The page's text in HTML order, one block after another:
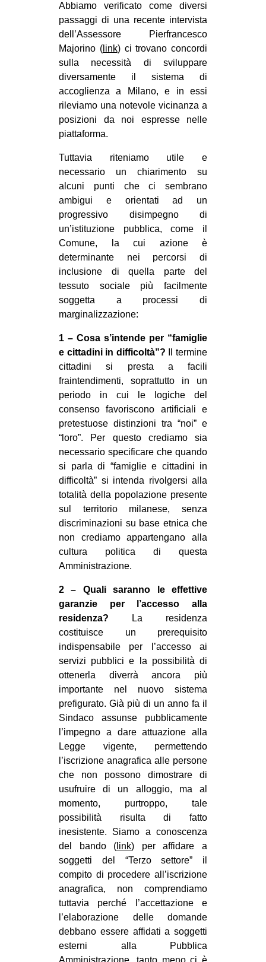
RECENSIONI
INTERNAZIONALE
AFRICA
AMERICHE
ESTREMO ORIENTE
EUROPA
MEDIO ORIENTE
MONDO
EVENTI
in
Fb
bsky
ms
SEARCH
Abbiamo verificato come diversi
passaggi di una recente intervista
dell’Assessore Pierfrancesco
Majorino (link) ci trovano concordi
sulla necessità di sviluppare
diversamente il sistema di
accoglienza a Milano, e in essi
rileviamo una notevole vicinanza a
posizioni da noi espresse nelle
piattaforma.
Tuttavia riteniamo utile e
necessario un chiarimento su
alcuni punti che ci sembrano
ambigui e orientati ad un
progressivo disimpegno di
un’istituzione pubblica, come il
Comune, la cui azione è
determinante nei percorsi di
inclusione di quella parte del
tessuto sociale più facilmente
soggetta a processi di
marginalizzazione:
1 – Cosa s’intende per “famiglie
e cittadini in difficoltà”?
Il termine
cittadini si presta a facili
fraintendimenti, soprattutto in un
periodo in cui le logiche del
consenso favoriscono artificiali e
pretestuose distinzioni tra “noi” e
“loro”. Per questo crediamo sia
necessario specificare che quando
si parla di “famiglie e cittadini in
difficoltà” si intenda rivolgersi alla
totalità della popolazione presente
sul territorio milanese, senza
discriminazioni su base etnica che
non crediamo appartengano alla
cultura politica di questa
Amministrazione.
2 – Quali saranno le effettive
garanzie per l’accesso alla
residenza?
La residenza
costituisce un prerequisito
indispensabile per l’accesso ai
servizi pubblici e la possibilità di
ottenerla diverrà ancora più
importante nel nuovo sistema
prefigurato. Già più di un anno fa il
Sindaco assunse pubblicamente
l’impegno a dare attuazione alla
Legge vigente, permettendo
l’iscrizione anagrafica alle persone
che non possono dimostrare di
usufruire di un alloggio, ma al
momento, purtroppo, tale
possibilità risulta di fatto
inesistente. Siamo a conoscenza
del bando ( link) per affidare a
soggetti del “Terzo settore” il
compito di procedere all’iscrizione
anagrafica, non comprendiamo
tuttavia perché l’accettazione e
l’elaborazione delle domande
debbano essere affidati a soggetti
esterni alla Pubblica
Amministrazione, tanto meno ci è